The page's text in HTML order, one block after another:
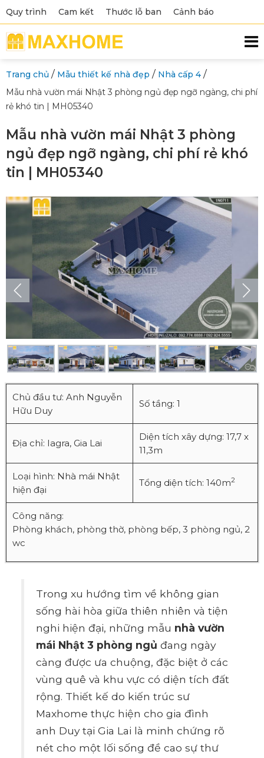
Quy trình Cam kết Thước lỗ ban Cảnh báo
Trang chủ / Mẫu thiết kế nhà đẹp / Nhà cấp 4 /
Mẫu nhà vườn mái Nhật 3 phòng ngủ đẹp ngỡ ngàng, chi phí
rẻ khó tin | MH05340
Mẫu nhà vườn mái Nhật 3 phòng
ngủ đẹp ngỡ ngàng, chi phí rẻ khó
tin | MH05340
Chủ đầu tư: Anh Nguyễn
Hữu Duy
Số tầng: 1
Địa chỉ: Iagra, Gia Lai
Diện tích xây dựng: 17,7 x
11,3m
Loại hình: Nhà mái Nhật
hiện đại
Tổng diện tích: 140m2
Công năng:
Phòng khách, phòng thờ, phòng bếp, 3 phòng ngủ, 2
wc
Trong xu hướng tìm về không gian
sống hài hòa giữa thiên nhiên và tiện
nghi hiện đại, những mẫu nhà vườn
mái Nhật 3 phòng ngủ đang ngày
càng được ưa chuộng, đặc biệt ở các
vùng quê và khu vực có diện tích đất
rộng. Thiết kế do kiến trúc sư
Maxhome thực hiện cho gia đình
anh Duy tại Gia Lai là minh chứng rõ
nét cho một lối sống đề cao sự thư